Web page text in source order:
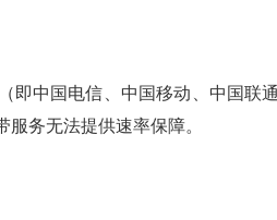
即中国电信、中国移动、中国联
务无法提供速率保障。